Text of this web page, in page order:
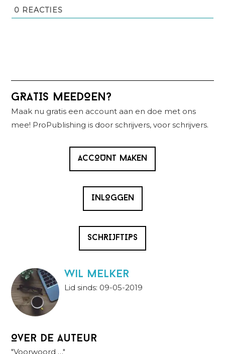
0 REACTIES
Primaire
Sidebar
GRATIS MEEDOEN?
Maak nu gratis een account aan en doe met ons
mee! ProPublishing is door schrijvers, voor schrijvers.
ACCOUNT MAKEN
INLOGGEN
SCHRIJFTIPS
wil melker
Lid sinds: 09-05-2019
Over de auteur
"Voorwoord …"